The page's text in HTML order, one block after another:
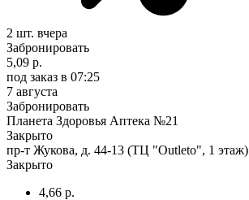
2 шт. вчера
Забронировать
5,09 р.
под заказ в 07:25
7 августа
Забронировать
Планета Здоровья Аптека №21
Закрыто
пр-т Жукова, д. 44-13 (ТЦ "Outleto", 1 этаж)
Закрыто
4,66 р.